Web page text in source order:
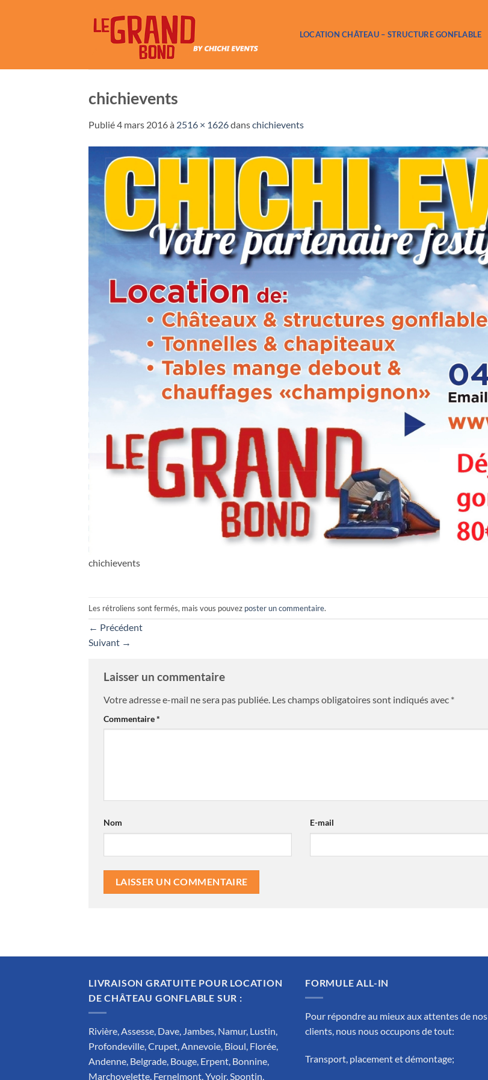
LOCATION CHÂTEAU – STRUCTURE GONFLABLE
chichievents
Publié4 mars 2016à 2516 × 1626danschichievents
chichievents
Les rétroliens sont fermés, mais vous pouvez poster un commentaire.
← Précédent
Suivant →
Laisser un commentaire
Votre adresse e-mail ne sera pas publiée. Les champs obligatoires sont indiqués avec *
Commentaire*
Nom E-mail
LIVRAISON GRATUITE POUR LOCATION
DE CHÂTEAU GONFLABLE SUR :
Rivière, Assesse, Dave, Jambes, Namur, Lustin,
Profondeville, Crupet, Annevoie, Bioul, Florée,
Andenne, Belgrade, Bouge, Erpent, Bonnine,
Marchovelette, Fernelmont, Yvoir, Spontin,
FORMULE ALL-IN
Pour répondre au mieux aux attentes de nos
clients, nous nous occupons de tout:
Transport, placement et démontage;